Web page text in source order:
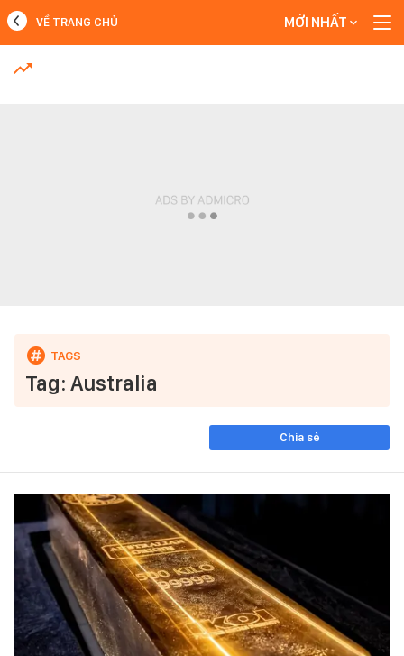
MỚI NHẤT
VỀ TRANG CHỦ MỚI NHẤT
Tag: Australia
Chia sẻ